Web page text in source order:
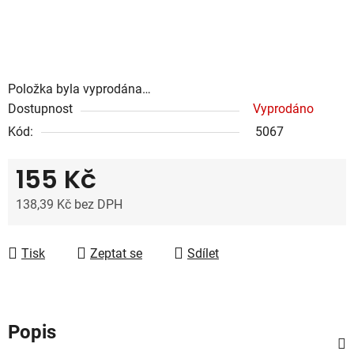
Položka byla vyprodána…
Dostupnost
Vyprodáno
Kód:
5067
155 Kč
138,39 Kč bez DPH
Tisk
Zeptat se Sdílet
Popis